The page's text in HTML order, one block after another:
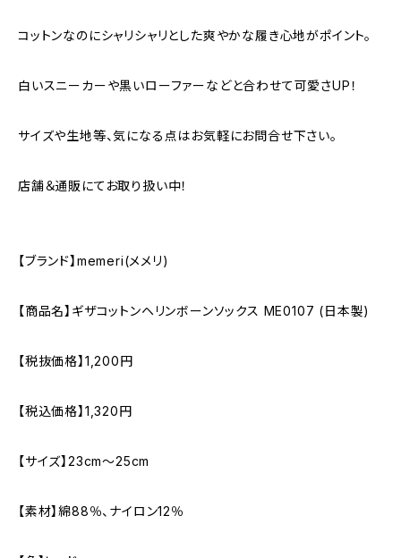
コットンなのにシャリシャリとした爽やかな履き心地がポイント。
白いスニーカーや黒いローファーなどと合わせて可愛さUP！
サイズや生地等、気になる点はお気軽にお問合せ下さい。
店舗＆通販にてお取り扱い中！
【ブランド】memeri(メメリ)
【商品名】ギザコットンヘリンボーンソックス ME0107 (日本製)
【税抜価格】1,200円
【税込価格】1,320円
【サイズ】23cm～25cm
【素材】綿88％、ナイロン12％